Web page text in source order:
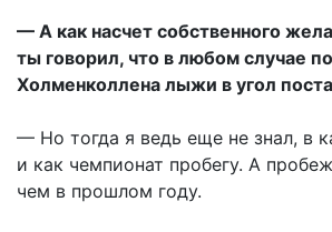
— А как насчет собственного
ты говорил, что в любом случае
Холменколлена лыжи в угол
— Но тогда я ведь еще не знал, в
и как чемпионат пробегу. А
чем в прошлом году.